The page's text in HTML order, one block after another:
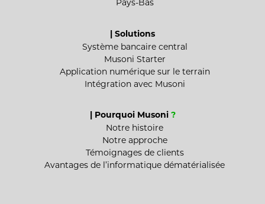
| Solutions
Système bancaire central
Musoni Starter
Application numérique sur le terrain
Intégration avec Musoni
| Pourquoi Musoni ?
Notre histoire
Notre approche
Témoignages de clients
Avantages de l’informatique dématérialisée